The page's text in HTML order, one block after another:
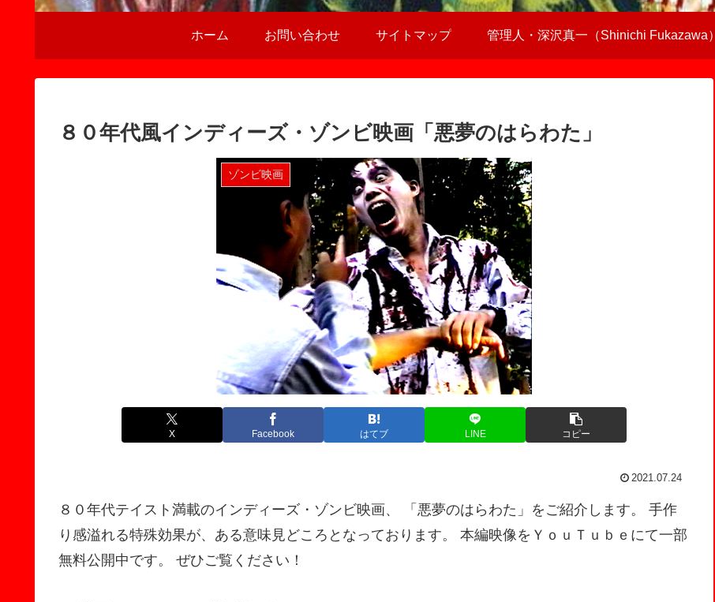
ホーム お問い合わせ サイトマップ 管理人・深沢真一（Shinichi Fukazawa）
８０年代風インディーズ・ゾンビ映画「悪夢のはらわた」
ゾンビ映画
X Facebook はてブ LINE コピー
2021.07.24
８０年代テイスト満載のインディーズ・ゾンビ映画、 「悪夢のはらわた」をご紹介します。 手作
り感溢れる特殊効果が、ある意味見どころとなっております。 本編映像をＹｏｕＴｕｂｅにて一部
無料公開中です。 ぜひご覧ください！